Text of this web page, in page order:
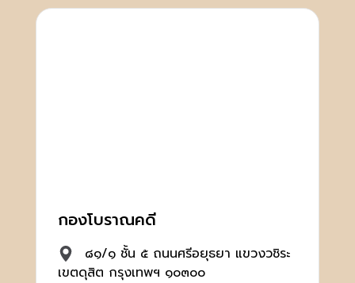
กองโบราณคดี
๘๑/๑ ชั้น ๕ ถนนศรีอยุธยา แขวงวชิระ
เขตดุสิต กรุงเทพฯ ๑๐๓๐๐